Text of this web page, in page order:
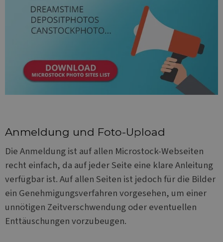
Anmeldung und Foto-Upload
Die Anmeldung ist auf allen Microstock-Webseiten
recht einfach, da auf jeder Seite eine klare Anleitung
verfügbar ist. Auf allen Seiten ist jedoch für die Bilder
ein Genehmigungsverfahren vorgesehen, um einer
unnötigen Zeitverschwendung oder eventuellen
Enttäuschungen vorzubeugen.